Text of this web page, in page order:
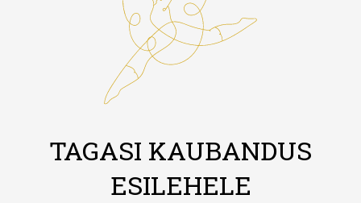
TAGASI KAUBANDUS
ESILEHELE